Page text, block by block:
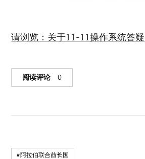
请浏览：关于11-11操作系统答疑
阅读评论 0
#阿拉伯联合酋长国